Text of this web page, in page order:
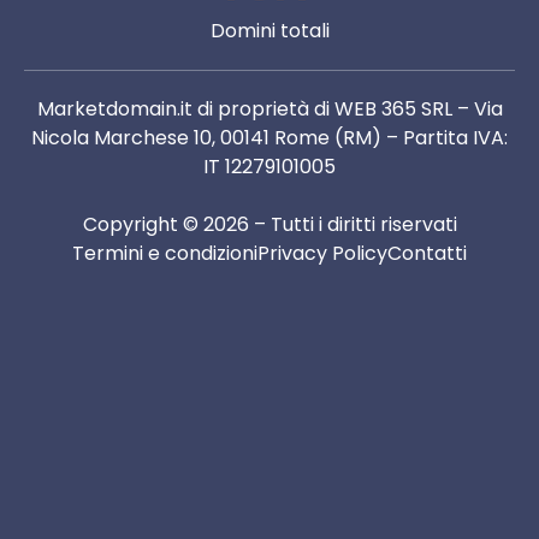
Domini totali
Marketdomain.it di proprietà di WEB 365 SRL – Via
Nicola Marchese 10, 00141 Rome (RM) – Partita IVA:
IT 12279101005
Copyright © 2026 – Tutti i diritti riservati
Termini e condizioniPrivacy PolicyContatti